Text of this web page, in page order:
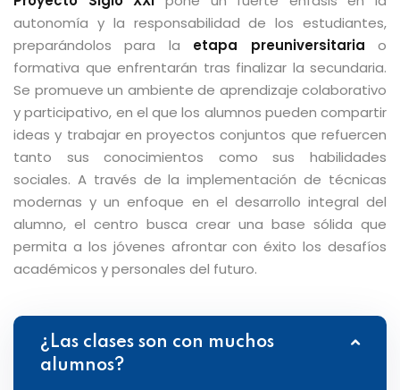
autonomía y la responsabilidad de los estudiantes,
preparándolos para la etapa preuniversitaria o
formativa que enfrentarán tras finalizar la secundaria.
Se promueve un ambiente de aprendizaje colaborativo
y participativo, en el que los alumnos pueden compartir
ideas y trabajar en proyectos conjuntos que refuercen
tanto sus conocimientos como sus habilidades
sociales. A través de la implementación de técnicas
modernas y un enfoque en el desarrollo integral del
alumno, el centro busca crear una base sólida que
permita a los jóvenes afrontar con éxito los desafíos
académicos y personales del futuro.
¿Las clases son con muchos
alumnos?